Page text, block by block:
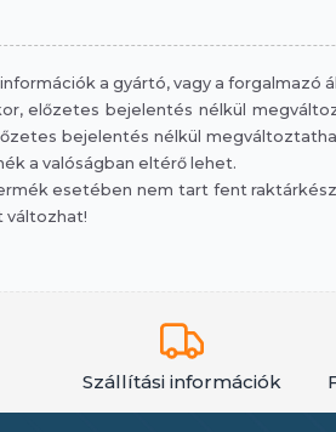
a gyártó, vagy a forgalmazó
előzetes bejelentés nélkül
bejelentés nélkül
a valóságban eltérő lehet.
esetében nem tart fent
változhat!
Szállítási információk